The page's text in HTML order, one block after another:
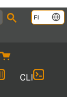
FI
CLI